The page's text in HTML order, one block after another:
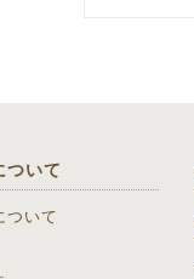
ついて
ついて